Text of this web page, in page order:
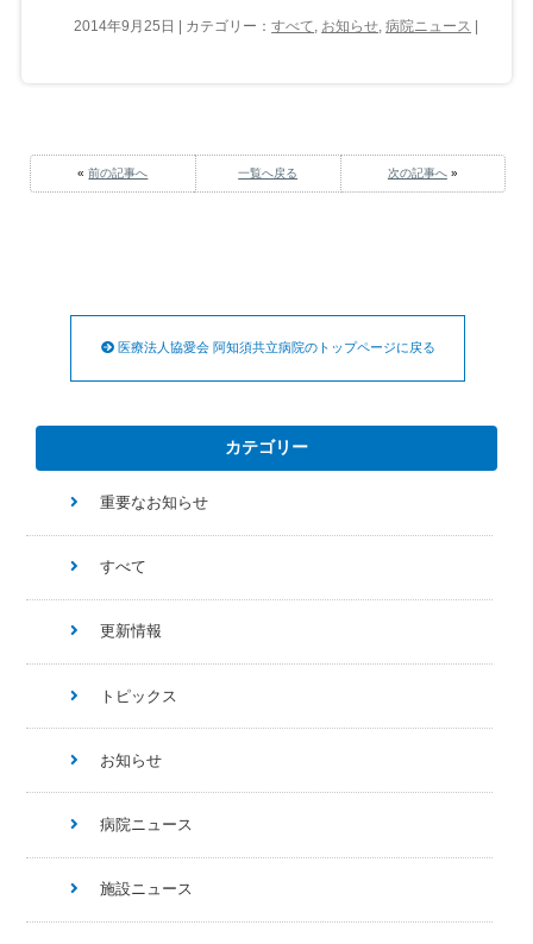
2014年9月25日 | カテゴリー：すべて, お知らせ,病院ニュース
«前の記事へ 一覧へ戻る 次の記事へ»
医療法人協愛会 阿知須共立病院のトップページに戻る
カテゴリー
重要なお知らせ
すべて
更新情報
トピックス
お知らせ
病院ニュース
施設ニュース